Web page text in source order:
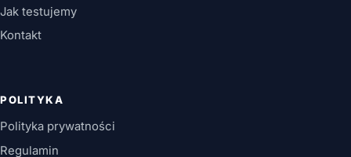
Jak testujemy
Kontakt
POLITYKA
Polityka prywatności
Regulamin